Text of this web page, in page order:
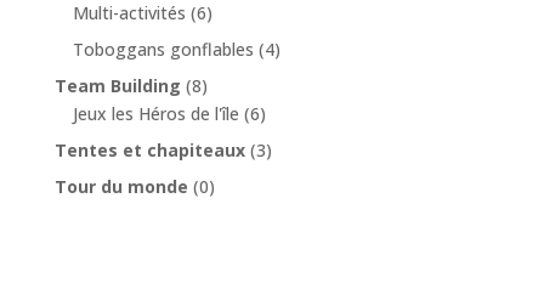
Multi-activités (6)
Toboggans gonflables (4)
Team Building (8)
Jeux les Héros de l'île (6)
Tentes et chapiteaux (3)
Tour du monde (0)